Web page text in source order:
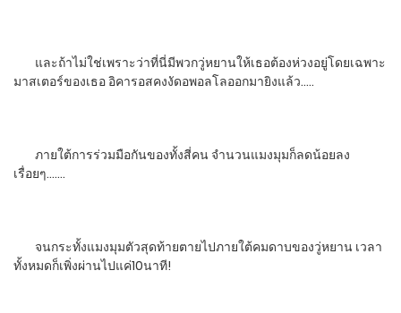
และถ้าไม่ใช่เพราะว่าที่นี่มีพวกวู่หยานให้เธอต้องห่วงอยู่โดยเฉพาะ
มาสเตอร์ของเธอ อิคารอสคงงัดอพอลโลออกมายิงแล้ว…..
ภายใต้การร่วมมือกันของทั้งสี่คน จำนวนแมงมุมก็ลดน้อยลง
เรื่อยๆ…….
จนกระทั้งแมงมุมตัวสุดท้ายตายไปภายใต้คมดาบของวู่หยาน เวลา
ทั้งหมดก็เพิ่งผ่านไปแค่10นาที!